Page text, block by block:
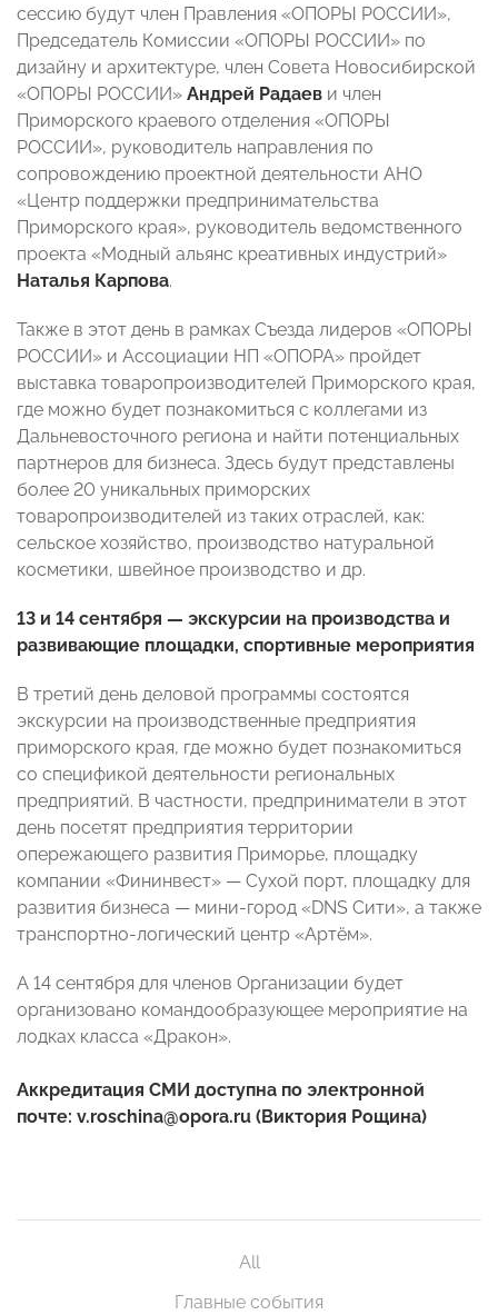
сессию будут член Правления «ОПОРЫ РОССИИ»,
Председатель Комиссии «ОПОРЫ РОССИИ» по
дизайну и архитектуре, член Совета Новосибирской
«ОПОРЫ РОССИИ» Андрей Радаев и член
Приморского краевого отделения «ОПОРЫ
РОССИИ», руководитель направления по
сопровождению проектной деятельности АНО
«Центр поддержки предпринимательства
Приморского края», руководитель ведомственного
проекта «Модный альянс креативных индустрий»
Наталья Карпова.
Также в этот день в рамках Съезда лидеров «ОПОРЫ
РОССИИ» и Ассоциации НП «ОПОРА» пройдет
выставка товаропроизводителей Приморского края,
где можно будет познакомиться с коллегами из
Дальневосточного региона и найти потенциальных
партнеров для бизнеса. Здесь будут представлены
более 20 уникальных приморских
товаропроизводителей из таких отраслей, как:
сельское хозяйство, производство натуральной
косметики, швейное производство и др.
13 и 14 сентября — экскурсии на производства и
развивающие площадки, спортивные мероприятия
В третий день деловой программы состоятся
экскурсии на производственные предприятия
приморского края, где можно будет познакомиться
со спецификой деятельности региональных
предприятий. В частности, предприниматели в этот
день посетят предприятия территории
опережающего развития Приморье, площадку
компании «Фининвест» — Сухой порт, площадку для
развития бизнеса — мини-город «DNS Сити», а также
транспортно-логический центр «Артём».
А 14 сентября для членов Организации будет
организовано командообразующее мероприятие на
лодках класса «Дракон».
Аккредитация СМИ доступна по электронной
почте: v.roschina@opora.ru (Виктория Рощина)
All
Главные события